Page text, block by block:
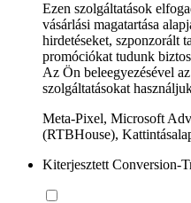
Ezen szolgáltatások
vásárlási magatartása
hirdetéseket, szponzorált
promóciókat tudunk
Az Ön beleegyezésével
szolgáltatásokat
Meta-Pixel, Microsoft
(RTBHouse),
Kiterjesztett Conversion-